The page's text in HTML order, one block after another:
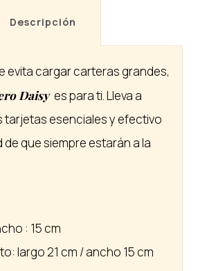
Descripción
evita cargar carteras grandes,
Daisy es para ti. Lleva a
tarjetas esenciales y efectivo
que siempre estarán a la
: 15 cm
largo 21 cm / ancho 15 cm